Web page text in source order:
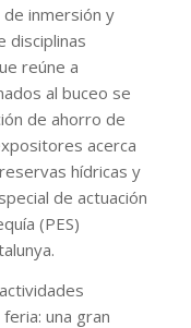
inmersión y
disciplinas
reúne a
al buceo se
de ahorro de
acerca
hídricas y
de actuación
(PES)
una gran